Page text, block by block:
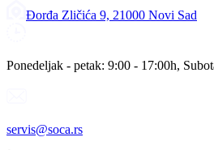
Đorđa Zličića 9, 21000 Novi Sad
Ponedeljak - petak: 9:00 - 17:00h,
servis@soca.rs